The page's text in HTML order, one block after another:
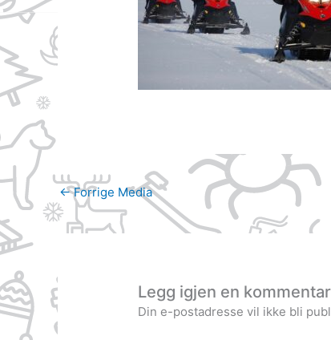
←Forrige Media
Legg igjen en kommentar
Din e-postadresse vil ikke bli